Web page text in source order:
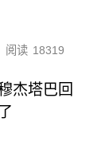
阅读 18319
杰塔巴回